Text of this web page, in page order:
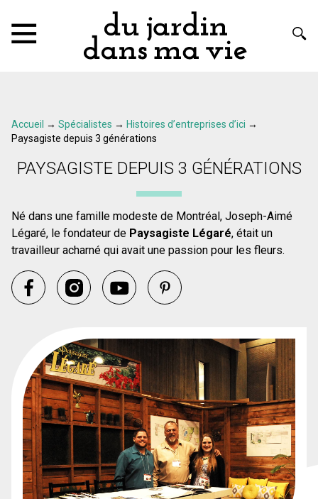
Accueil → Spécialistes → Histoires d’entreprises d’ici →
Paysagiste depuis 3 générations
PAYSAGISTE DEPUIS 3 GÉNÉRATIONS
Né dans une famille modeste de Montréal, Joseph-Aimé
Légaré, le fondateur de Paysagiste Légaré, était un
travailleur acharné qui avait une passion pour les fleurs.